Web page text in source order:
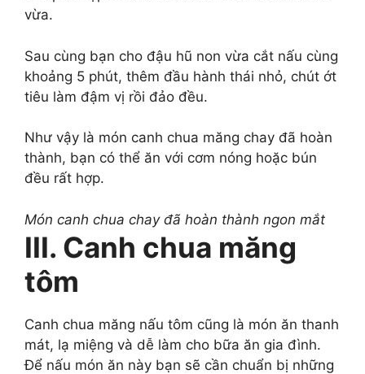
vừa.
Sau cùng bạn cho đậu hũ non vừa cắt nấu cùng
khoảng 5 phút, thêm đầu hành thái nhỏ, chút ớt
tiêu làm đậm vị rồi đảo đều.
Như vậy là món canh chua măng chay đã hoàn
thành, bạn có thể ăn với cơm nóng hoặc bún
đều rất hợp.
Món canh chua chay đã hoàn thành ngon mắt
III. Canh chua măng
tôm
Canh chua măng nấu tôm cũng là món ăn thanh
mát, lạ miệng và dễ làm cho bữa ăn gia đình.
Để nấu món ăn này bạn sẽ cần chuẩn bị những